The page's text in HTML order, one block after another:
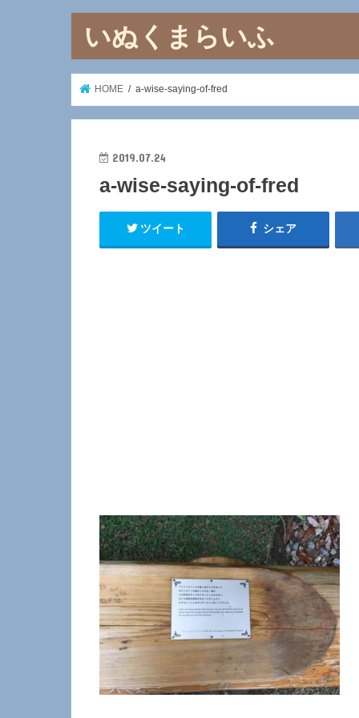
いぬくまらいふ
HOME a-wise-saying-of-fred
2019.07.24
a-wise-saying-of-fred
ツイート シェア